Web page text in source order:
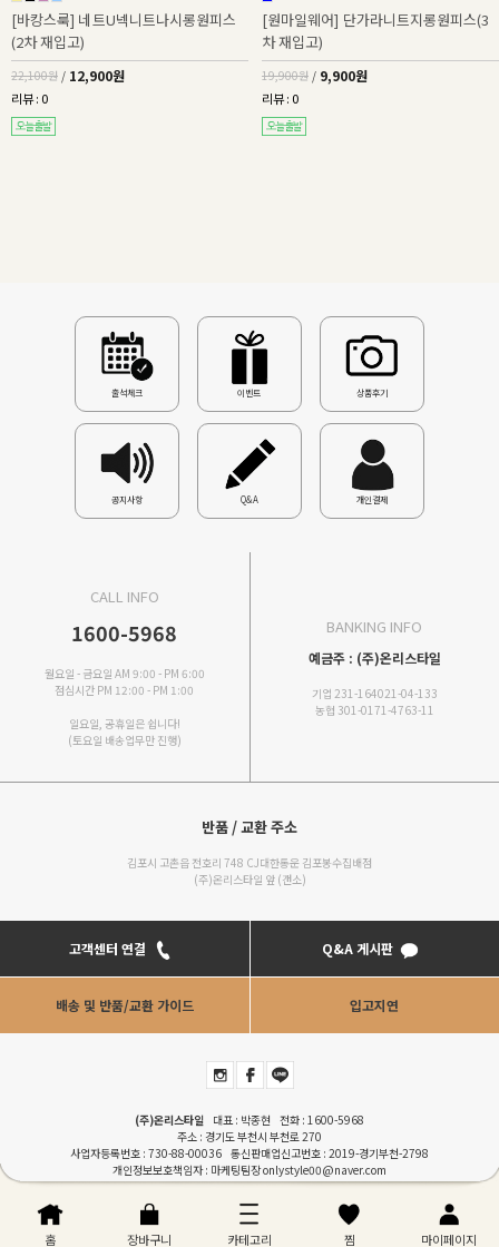
[바캉스룩] 네트U넥니트나시롱원피스
(2차 재입고)
22,100원 / 12,900원
리뷰 : 0
[원마일웨어] 단가라니트지롱원피스(3
차 재입고)
19,900원 / 9,900원
리뷰 : 0
홈 장바구니 카테고리 찜 마이페이지
출석체크 이벤트 상품후기
공지사항 Q&A 개인결제
CALL INFO
1600-5968
월요일 - 금요일 AM 9:00 - PM 6:00
점심시간 PM 12:00 - PM 1:00
일요일, 공휴일은 쉽니다!
(토요일 배송업무만 진행)
BANKING INFO
예금주 : (주)온리스타일
기업 231-164021-04-133
농협 301-0171-4763-11
반품 / 교환 주소
김포시 고촌읍 전호리 748 CJ대한통운 김포봉수집배점
(주)온리스타일 앞 (갠소)
고객센터 연결 Q&A 게시판
배송 및 반품/교환 가이드 입고지연
(주)온리스타일 대표 : 박종현 전화 : 1600-5968
주소 : 경기도 부천시 부천로 270
사업자등록번호 : 730-88-00036 통신판매업신고번호 : 2019-경기부천-2798
개인정보보호책임자 : 마케팅팀장onlystyle00@naver.com
COPYRIGHTⓒONLYSTYLE. ALL RIGHT RESERVERD. Designed byRENEWWAVE
이용안내
개인정보처리방침 PC버젼